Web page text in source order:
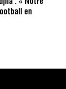
: « Notre
en